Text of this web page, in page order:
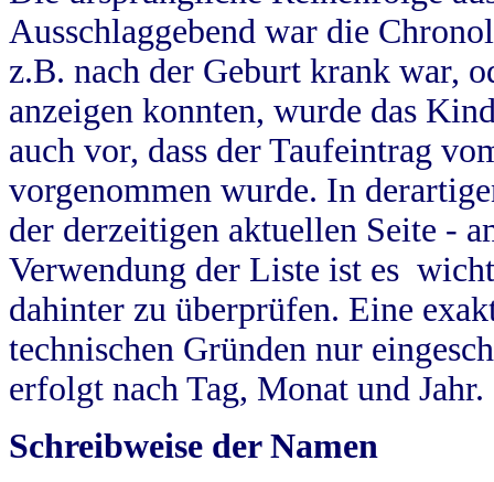
Ausschlaggebend war die
z.B. nach der Geburt krank war,
anzeigen konnten, wurde das
auch vor, dass der Taufeintrag
vorgenommen wurde. In
der derzeitigen aktuellen Seite -
Verwendung der Liste ist es
dahinter zu überprüfen. Eine
technischen Gründen nur
erfolgt nach Tag, Monat und Jahr.
Schreibweise der Namen